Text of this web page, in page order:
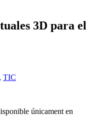
3D para el
, TIC
únicament en